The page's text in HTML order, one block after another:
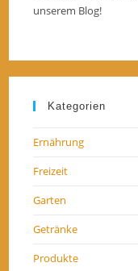
unserem Blog!
Kategorien
Ernährung
Freizeit
Garten
Getränke
Produkte